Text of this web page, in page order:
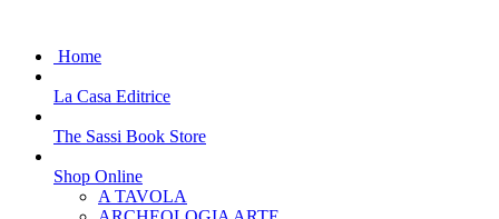
Home
La Casa Editrice
The Sassi Book Store
Shop Online
A TAVOLA